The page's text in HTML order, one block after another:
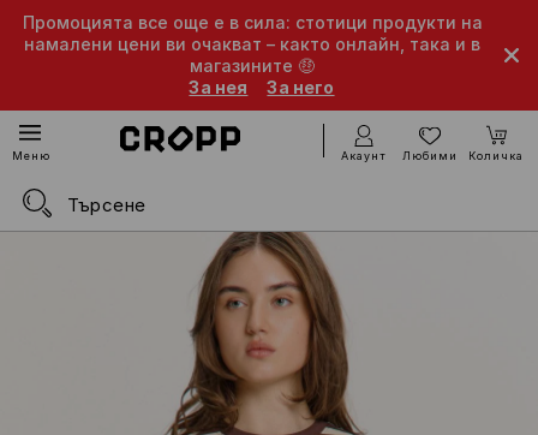
Промоцията все още е в сила: стотици продукти на
намалени цени ви очакват – както онлайн, така и в
магазините 🤑
За нея
За него
Меню Акаунт Любими Количка